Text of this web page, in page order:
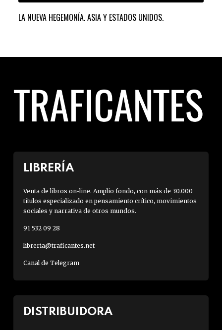
LA NUEVA HEGEMONÍA. ASIA Y ESTADOS UNIDOS.
LIBRERÍA
Venta de libros on-line. Amplio fondo, con más de 30.000
títulos especializado en pensamiento crítico, movimientos
sociales y narrativa de otros mundos.
91 532 09 28
libreria@traficantes.net
Canal de Telegram
DISTRIBUIDORA